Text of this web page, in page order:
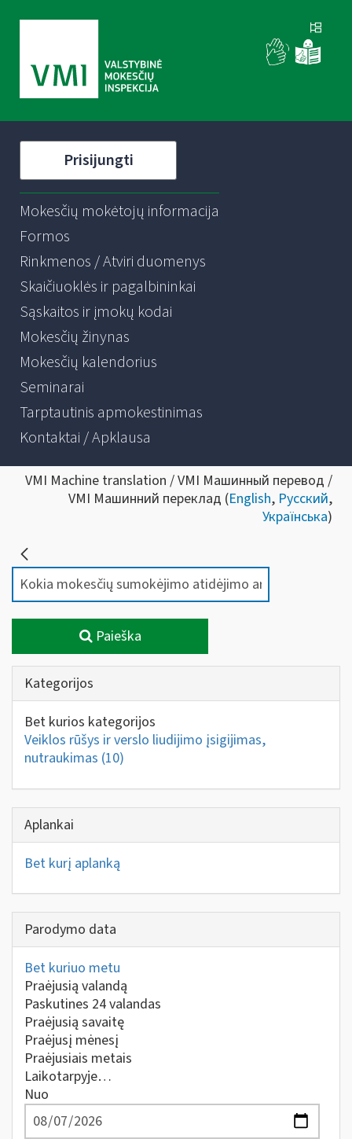
Prisijungti
Mokesčių mokėtojų informacija
Formos
Rinkmenos / Atviri duomenys
Skaičiuoklės ir pagalbininkai
Sąskaitos ir įmokų kodai
Mokesčių žinynas
Mokesčių kalendorius
Seminarai
Tarptautinis apmokestinimas
Kontaktai / Apklausa
VMI Machine translation / VMI Машинный перевод /
VMI Машинний переклад (English, Русский,
Українська)
Paieška
Kategorijos
Bet kurios kategorijos
Veiklos rūšys ir verslo liudijimo įsigijimas,
nutraukimas (10)
Aplankai
Bet kurį aplanką
Parodymo data
Bet kuriuo metu
Praėjusią valandą
Paskutines 24 valandas
Praėjusią savaitę
Praėjusį mėnesį
Praėjusiais metais
Laikotarpyje…
Nuo